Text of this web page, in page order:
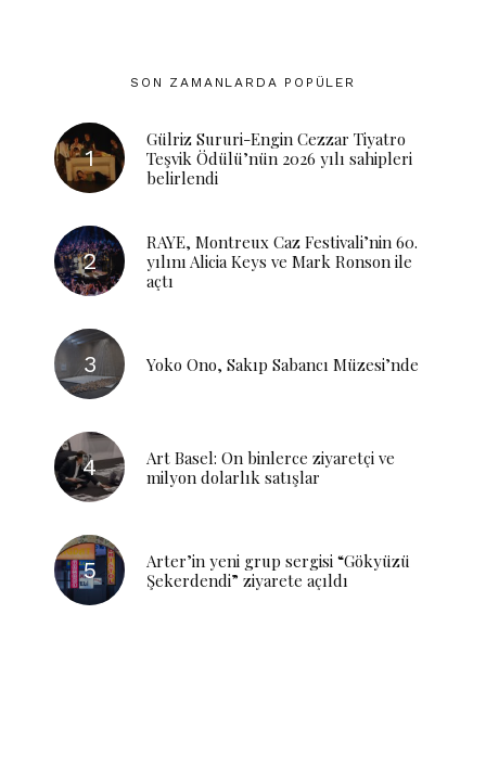
SON ZAMANLARDA POPÜLER
Gülriz Sururi-Engin Cezzar Tiyatro
Teşvik Ödülü’nün 2026 yılı sahipleri
belirlendi
RAYE, Montreux Caz Festivali’nin 60.
yılını Alicia Keys ve Mark Ronson ile
açtı
Yoko Ono, Sakıp Sabancı Müzesi’nde
Art Basel: On binlerce ziyaretçi ve
milyon dolarlık satışlar
Arter’in yeni grup sergisi “Gökyüzü
Şekerdendi” ziyarete açıldı